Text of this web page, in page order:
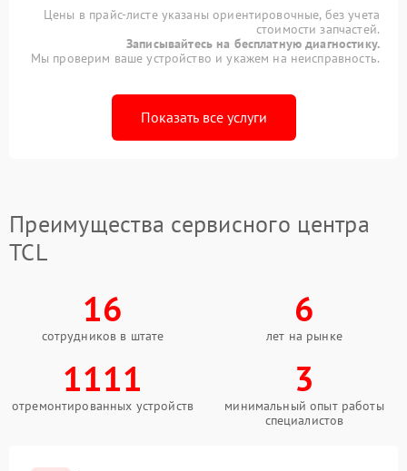
Цены в прайс-листе указаны ориентировочные, без учета
стоимости запчастей.
Записывайтесь на бесплатную диагностику.
Мы проверим ваше устройство и укажем на неисправность.
Показать все услуги
Преимущества сервисного центра
TCL
16
сотрудников в штате
6
лет на рынке
1111
отремонтированных устройств
3
минимальный опыт работы
специалистов